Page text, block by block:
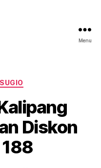
Menu
Diskon